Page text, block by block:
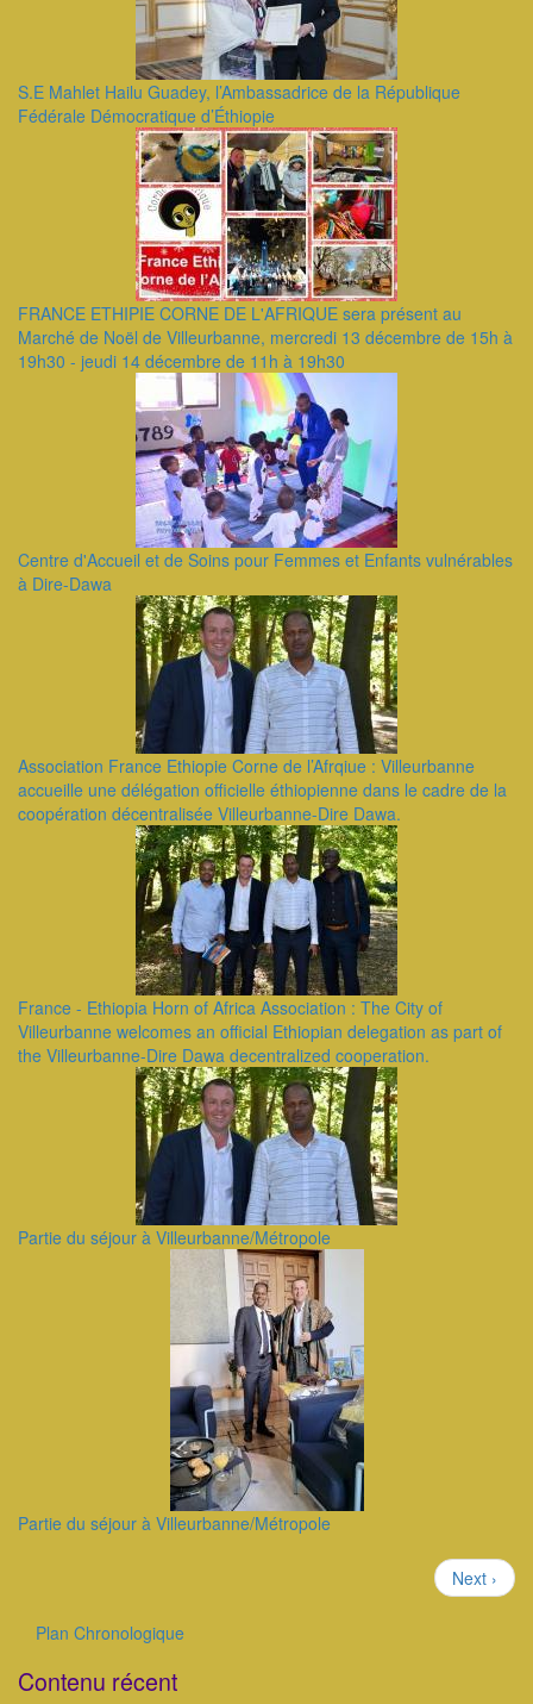
S.E Mahlet Hailu Guadey, l’Ambassadrice de la République
Fédérale Démocratique d’Éthiopie
FRANCE ETHIPIE CORNE DE L'AFRIQUE sera présent au
Marché de Noël de Villeurbanne, mercredi 13 décembre de 15h à
19h30 - jeudi 14 décembre de 11h à 19h30
Centre d'Accueil et de Soins pour Femmes et Enfants vulnérables
à Dire-Dawa
Association France Ethiopie Corne de l’Afrqiue : Villeurbanne
accueille une délégation officielle éthiopienne dans le cadre de la
coopération décentralisée Villeurbanne-Dire Dawa.
France - Ethiopia Horn of Africa Association : The City of
Villeurbanne welcomes an official Ethiopian delegation as part of
the Villeurbanne-Dire Dawa decentralized cooperation.
Partie du séjour à Villeurbanne/Métropole
Partie du séjour à Villeurbanne/Métropole
Page
suivante
Next ›
Plan Chronologique
Contenu récent